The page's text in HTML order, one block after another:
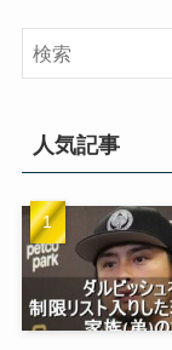
人気記事